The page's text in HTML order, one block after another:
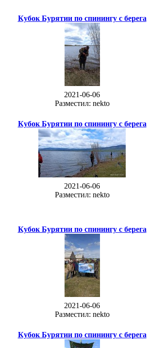
Кубок Бурятии по спинингу с берега
2021-06-06
Разместил: nekto
Кубок Бурятии по спинингу с берега
2021-06-06
Разместил: nekto
Кубок Бурятии по спинингу с берега
2021-06-06
Разместил: nekto
Кубок Бурятии по спинингу с берега